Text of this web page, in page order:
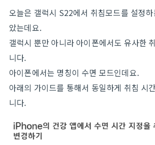
오늘은 갤럭시 S22에서 취침모드를 설정
았는데요.
갤럭시 뿐만 아니라 아이폰에서도 유사한
니다.
아이폰에서는 명칭이 수면 모드인데요.
아래의 가이드를 통해서 동일하게 취침 시
니다.